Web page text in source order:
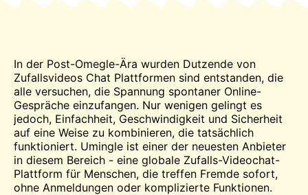
In der Post-Omegle-Ära wurden Dutzende von
Zufallsvideos Chat Plattformen sind entstanden, die
alle versuchen, die Spannung spontaner Online-
Gespräche einzufangen. Nur wenigen gelingt es
jedoch, Einfachheit, Geschwindigkeit und Sicherheit
auf eine Weise zu kombinieren, die tatsächlich
funktioniert. Umingle ist einer der neuesten Anbieter
in diesem Bereich - eine globale Zufalls-Videochat-
Plattform für Menschen, die treffen Fremde sofort,
ohne Anmeldungen oder komplizierte Funktionen.